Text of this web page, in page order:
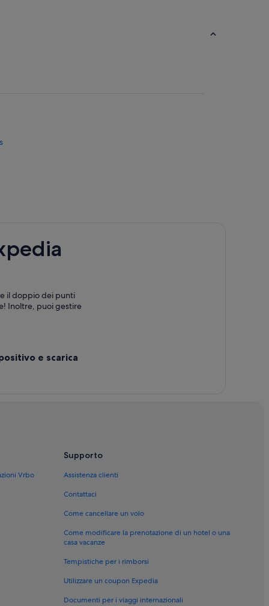
il doppio dei punti
Inoltre, puoi gestire
e scarica
Vrbo
Supporto
Assistenza clienti
Contattaci
Come cancellare un volo
Come modificare la prenotazione di un hotel o una
casa vacanze
Tempistiche per i rimborsi
Utilizzare un coupon Expedia
Documenti per i viaggi internazionali